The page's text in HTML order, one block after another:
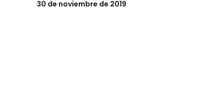
30 de noviembre de 2019